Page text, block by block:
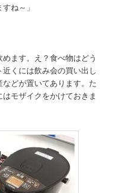
ね～」
ます。え？食べ物はどう
くには飲み会の買い出し
どが置いてあります。た
モザイクをかけておきま